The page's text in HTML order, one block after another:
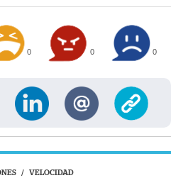
0 0 0
/ VELOCIDAD